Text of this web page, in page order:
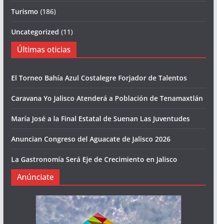
Turismo (186)
Uncategorized (11)
Últimas oticias
El Torneo Bahía Azul Costalegre Forjador de Talentos
Caravana Yo Jalisco Atenderá a Población de Tenamaxtlán
María José a la Final Estatal de Suenan Las Juventudes
Anuncian Congreso del Aguacate de Jalisco 2026
La Gastronomía Será Eje de Crecimiento en Jalisco
Anúnciate